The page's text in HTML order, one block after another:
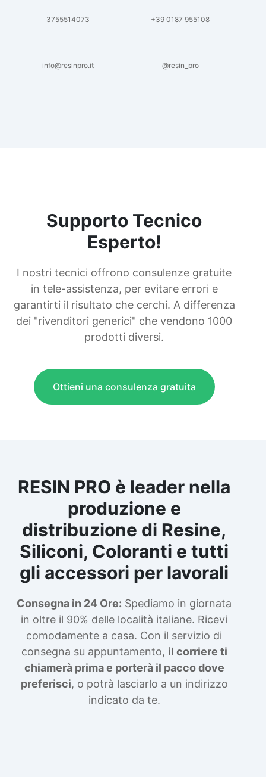
3755514073 +39 0187 955108
info@resinpro.it @resin_pro
Supporto Tecnico
Esperto!
I nostri tecnici offrono consulenze gratuite
in tele-assistenza, per evitare errori e
garantirti il risultato che cerchi. A differenza
dei "rivenditori generici" che vendono 1000
prodotti diversi.
Ottieni una consulenza gratuita
RESIN PRO è leader nella
produzione e
distribuzione di Resine,
Siliconi, Coloranti e tutti
gli accessori per lavorali
Consegna in 24 Ore: Spediamo in giornata
in oltre il 90% delle località italiane. Ricevi
comodamente a casa. Con il servizio di
consegna su appuntamento, il corriere ti
chiamerà prima e porterà il pacco dove
preferisci, o potrà lasciarlo a un indirizzo
indicato da te.